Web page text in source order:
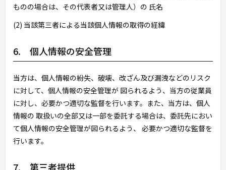
ものの場合は、その代表者又は管理人）の 氏名
(2) 当該第三者による当該個人情報の取得の経緯
6. 個人情報の安全管理
当方は、個人情報の紛失、破壊、改ざん及び漏洩などのリスク
に対して、個人情報の安全管理が 図られるよう、当方の従業員
に対し、必要かつ適切な監督を行います。また、当方は、個人
情報の 取扱いの全部又は一部を委託する場合は、委託先におい
て個人情報の安全管理が図られるよう、 必要かつ適切な監督を
行います。
7. 第三者提供